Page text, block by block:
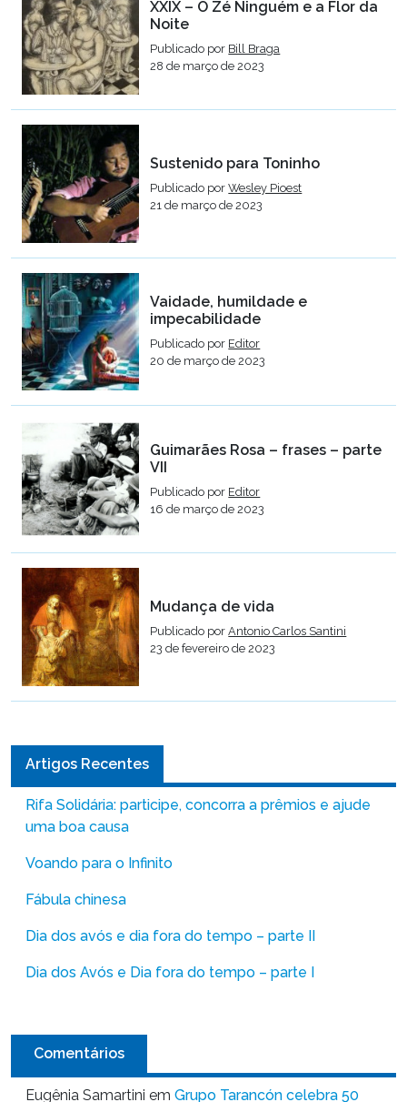
XXIX – O Zé Ninguém e a Flor da
Noite
Publicado por Bill Braga
28 de março de 2023
Sustenido para Toninho
Publicado porWesley Pioest
21 de março de 2023
Vaidade, humildade e
impecabilidade
Publicado por Editor
20 de março de 2023
Guimarães Rosa – frases – parte
VII
Publicado por Editor
16 de março de 2023
Mudança de vida
Publicado porAntonio Carlos Santini
23 de fevereiro de 2023
Artigos Recentes
Rifa Solidária: participe, concorra a prêmios e ajude
uma boa causa
Voando para o Infinito
Fábula chinesa
Dia dos avós e dia fora do tempo – parte II
Dia dos Avós e Dia fora do tempo – parte I
Comentários
Eugênia Samartini em Grupo Tarancón celebra 50